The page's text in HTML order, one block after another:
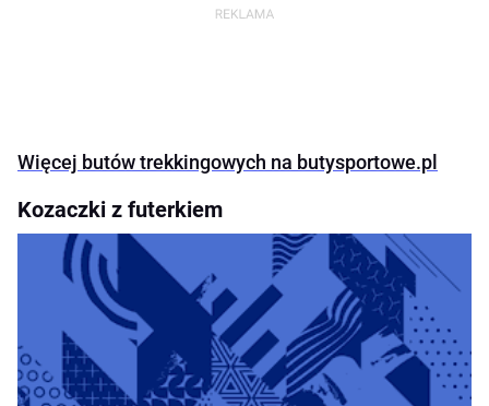
Więcej butów trekkingowych na butysportowe.pl
Kozaczki z futerkiem